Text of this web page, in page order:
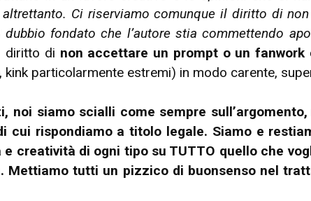
altrettanto. Ci riserviamo comunque il diritto di
fondato che l’autore stia commettendo
diritto di non accettare un prompt o un fanwork
kink particolarmente estremi) in modo carente,
noi siamo scialli come sempre
cui rispondiamo a titolo legale. Siamo e
e creatività di ogni tipo su TUTTO quello che
Mettiamo tutti un pizzico di buonsenso nel